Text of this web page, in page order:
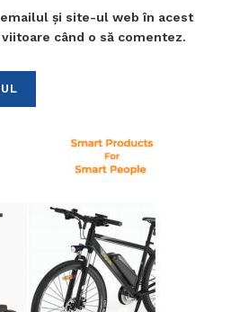
și site-ul web în acest
când o să comentez.